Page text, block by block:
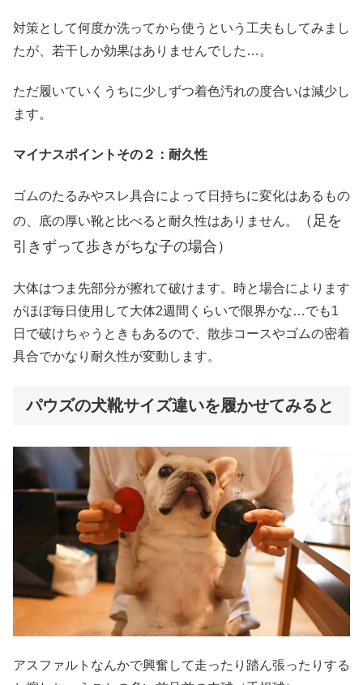
対策として何度か洗ってから使うという工夫もしてみまし
たが、若干しか効果はありませんでした…。
ただ履いていくうちに少しずつ着色汚れの度合いは減少し
ます。
マイナスポイントその２：耐久性
ゴムのたるみやスレ具合によって日持ちに変化はあるもの
の、底の厚い靴と比べると耐久性はありません。
（足を
引きずって歩きがちな子の場合）
大体はつま先部分が擦れて破けます。時と場合によります
がほぼ毎日使用して大体2週間くらいで限界かな…でも1
日で破けちゃうときもあるので、散歩コースやゴムの密着
具合でかなり耐久性が変動します。
パウズの犬靴サイズ違いを履かせてみると
アスファルトなんかで興奮して走ったり踏ん張ったりする